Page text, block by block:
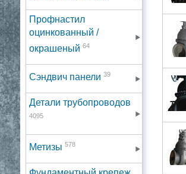
Профнастил
оцинкованный /
окрашеный 64
Сэндвич панели 39
Детали трубопроводов
4095
Метизы 578